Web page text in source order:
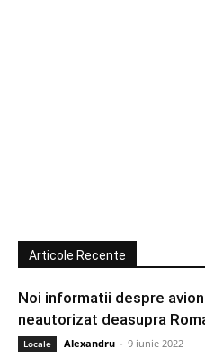
Articole Recente
Noi informatii despre
neautorizat deasupra
Locale Alexandru - 9 iunie 2022